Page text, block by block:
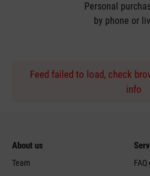
Personal
by phone or
Feed failed to load, check
info
About us
Team
FAQ